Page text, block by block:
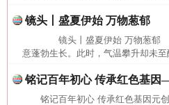
镜头丨盛夏伊始 万物葱郁
镜头丨盛夏伊始 万物葱郁
意蓬勃生长。此时，气温攀升却未
铭记百年初心 传承红色基
铭记百年初心 传承红色基因
这是一记警钟！